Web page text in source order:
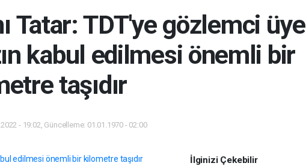
Tatar: TDT'ye gözlemci üye
kabul edilmesi önemli bir
taşıdır
- 19:02, Güncelleme: 01.01.1970 - 02:00
İlginizi Çekebilir